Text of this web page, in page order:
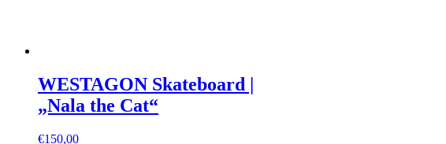
WESTAGON Skateboard |
„Nala the Cat“
€150,00